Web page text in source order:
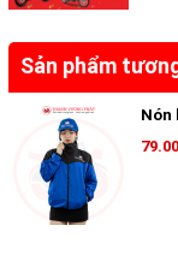
Sản phẩm
Nón